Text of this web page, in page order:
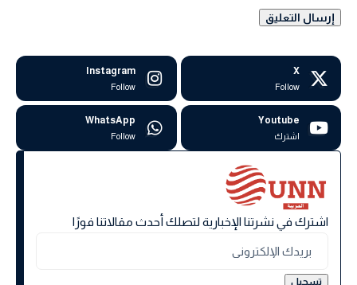
X
Follow
Instagram
Follow
Youtube
اشترك
WhatsApp
Follow
اشترك في نشرتنا الإخبارية لتصلك أحدث مقالاتنا فورًا